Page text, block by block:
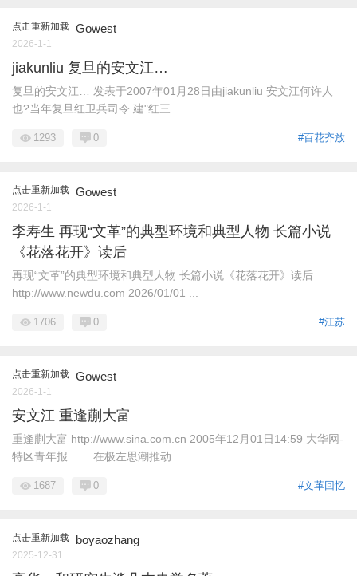
点击重新加载 Gowest
2026-1-1
jiakunliu 复旦的安文江…
复旦的安文江… 发表于2007年01月28日由jiakunliu 安文江何许人
也?当年复旦红卫兵司令.建"红三 ...
#百花齐放
1293 0
点击重新加载 Gowest
2026-1-1
李寿生 再现“文革”的典型环境和典型人物 长篇小说
《花落花开》读后
再现“文革”的典型环境和典型人物 长篇小说《花落花开》读后
http://www.newdu.com 2026/01/01 ...
#江苏
1706 0
点击重新加载 Gowest
2026-1-1
安文江 重逢蒯大富
重逢蒯大富 http://www.sina.com.cn 2005年12月01日14:59 大华网-
特区青年报 在极左思潮推动 ...
#文革回忆
1687 0
点击重新加载 boyaozhang
2025-12-31